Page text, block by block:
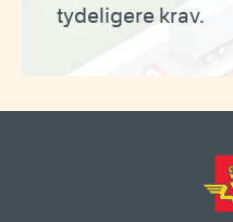
tydeligere krav.